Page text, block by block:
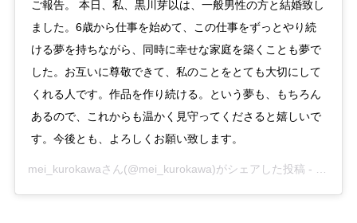
ご報告。 本日、私、黒川芽以は、一般男性の方と結婚致し
ました。6歳から仕事を始めて、この仕事をずっとやり続
ける夢を持ちながら、同時に幸せな家庭を築くことも夢で
した。お互いに尊敬できて、私のことをとても大切にして
くれる人です。作品を作り続ける。という夢も、もちろん
あるので、これからも温かく見守ってくださると嬉しいで
す。今後とも、よろしくお願い致します。
mei_kurokawaさん(@mei_kurokawa)がシェアした投稿 -